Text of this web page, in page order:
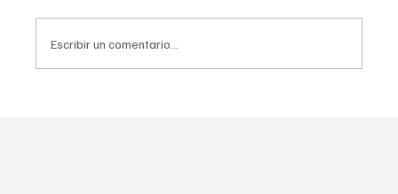
Escribir un comentario...